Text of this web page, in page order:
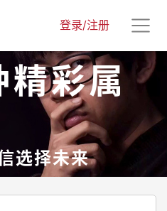
登录/注册
精彩属
选择未来